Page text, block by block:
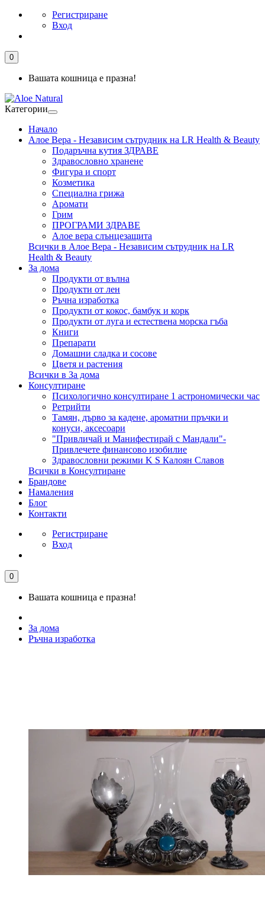
Регистриране
Вход
0
Вашата кошница е празна!
Категории
Начало
Алое Вера - Независим сътрудник на LR Health & Beauty
Подаръчна кутия ЗДРАВЕ
Здравословно хранене
Фигура и спорт
Козметика
Специална грижа
Аромати
Грим
ПРОГРАМИ ЗДРАВЕ
Алое вера слънцезащита
Всички в Алое Вера - Независим сътрудник на LR
Health & Beauty
За дома
Продукти от вълна
Продукти от лен
Ръчна изработка
Продукти от кокос, бамбук и корк
Продукти от луга и естествена морска гъба
Книги
Препарати
Домашни сладка и сосове
Цветя и растения
Всички в За дома
Консултиране
Психологично консултиране 1 астрономически час
Ретрийти
Тамян, дърво за кадене, ароматни пръчки и
конуси, аксесоари
"Привличай и Манифестирай с Мандали"-
Привлечете финансово изобилие
Здравословни режими K S Калоян Славов
Всички в Консултиране
Брандове
Намаления
Блог
Контакти
Регистриране
Вход
0
Вашата кошница е празна!
За дома
Ръчна изработка